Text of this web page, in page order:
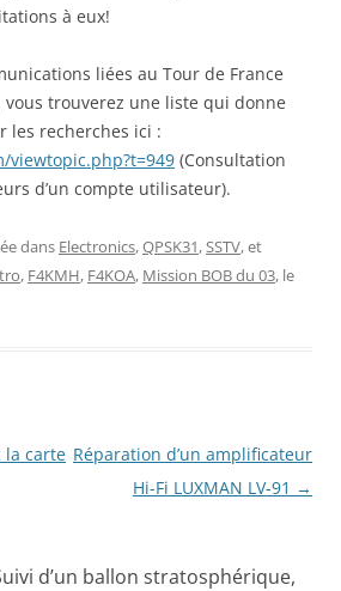
à eux!
liées au Tour de France
vous trouverez une liste qui donne
les recherches ici :
(Consultation
d’un compte utilisateur).
dans Electronics,QPSK31,SSTV, et
, F4KMH, F4KOA, Mission BOB du 03, le
la carte Réparation d’un amplificateur
Hi-Fi LUXMAN LV-91 →
d’un ballon stratosphérique,